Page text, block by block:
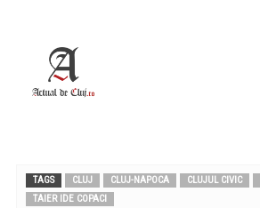
TAGS CLUJ CLUJ-NAPOCA CLUJUL CIVIC
TAIER IDE COPACI